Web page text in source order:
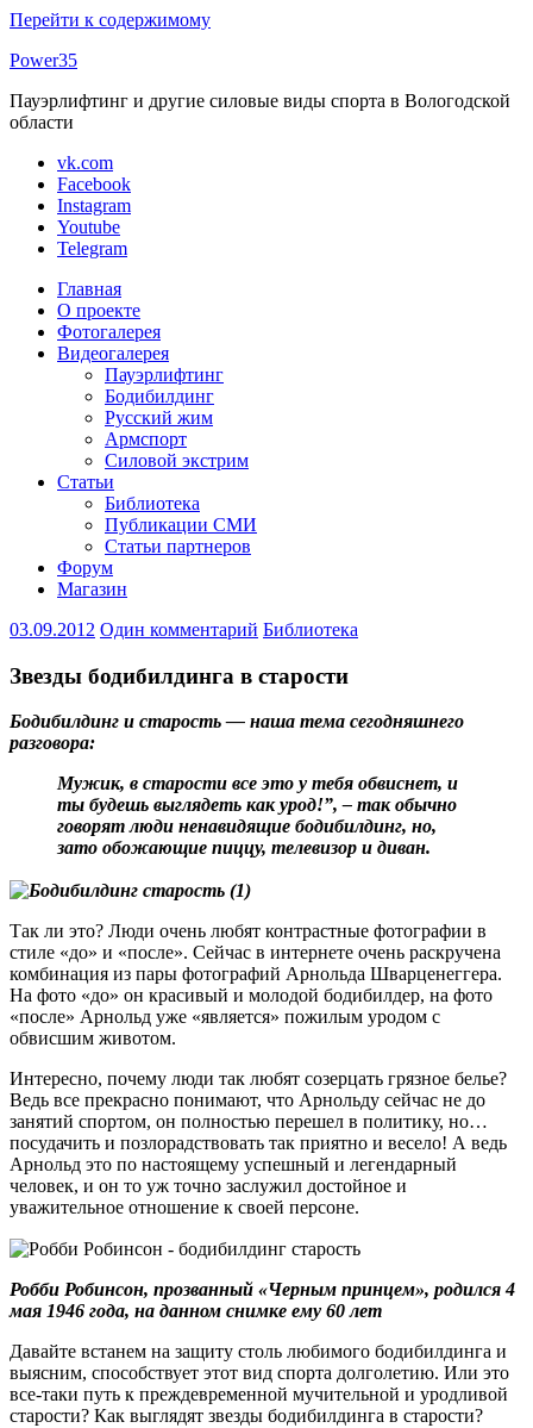
Перейти к содержимому
Power35
Пауэрлифтинг и другие силовые виды спорта в Вологодской
области
vk.com
Facebook
Instagram
Youtube
Telegram
Главная
О проекте
Фотогалерея
Видеогалерея
Пауэрлифтинг
Бодибилдинг
Русский жим
Армспорт
Силовой экстрим
Статьи
Библиотека
Публикации СМИ
Статьи партнеров
Форум
Магазин
03.09.2012 Один комментарий Библиотека
Звезды бодибилдинга в старости
Бодибилдинг и старость — наша тема сегодняшнего
разговора:
Мужик, в старости все это у тебя обвиснет, и
ты будешь выглядеть как урод!”, – так обычно
говорят люди ненавидящие бодибилдинг, но,
зато обожающие пиццу, телевизор и диван.
Так ли это? Люди очень любят контрастные фотографии в
стиле «до» и «после». Сейчас в интернете очень раскручена
комбинация из пары фотографий Арнольда Шварценеггера.
На фото «до» он красивый и молодой бодибилдер, на фото
«после» Арнольд уже «является» пожилым уродом с
обвисшим животом.
Интересно, почему люди так любят созерцать грязное белье?
Ведь все прекрасно понимают, что Арнольду сейчас не до
занятий спортом, он полностью перешел в политику, но…
посудачить и позлорадствовать так приятно и весело! А ведь
Арнольд это по настоящему успешный и легендарный
человек, и он то уж точно заслужил достойное и
уважительное отношение к своей персоне.
Робби Робинсон, прозванный «Черным принцем», родился 4
мая 1946 года, на данном снимке ему 60 лет
Давайте встанем на защиту столь любимого бодибилдинга и
выясним, способствует этот вид спорта долголетию. Или это
все-таки путь к преждевременной мучительной и уродливой
старости? Как выглядят звезды бодибилдинга в старости?